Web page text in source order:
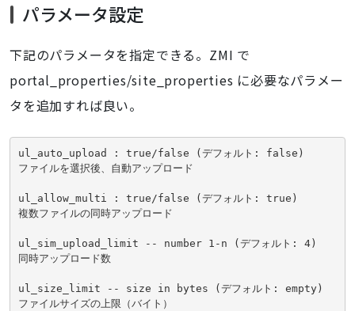
パラメータ設定
下記のパラメータを指定できる。ZMI で
portal_properties/site_properties に必要なパラメー
タを追加すれば良い。
ul_auto_upload : true/false (デフォルト: false)
ファイルを選択後、自動アップロード
ul_allow_multi : true/false (デフォルト: true)
複数ファイルの同時アップロード
ul_sim_upload_limit -- number 1-n (デフォルト: 4)
同時アップロード数
ul_size_limit -- size in bytes (デフォルト: empty)
ファイルサイズの上限（バイト）